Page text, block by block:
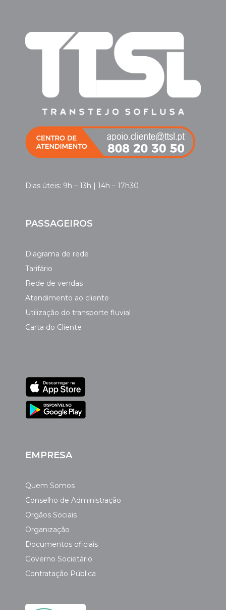
Dias úteis: 9h – 13h | 14h – 17h30
PASSAGEIROS
Diagrama de rede
Tarifário
Rede de vendas
Atendimento ao cliente
Utilização do transporte fluvial
Carta do Cliente
EMPRESA
Quem Somos
Conselho de Administração
Orgãos Sociais
Organização
Documentos oficiais
Governo Societário
Contratação Pública